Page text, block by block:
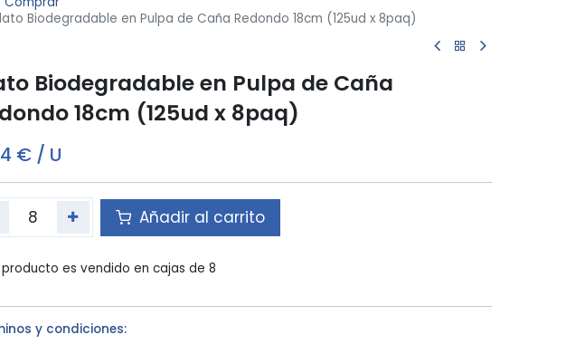
Biodegradable en Pulpa de Caña Redondo 18cm (125ud x 8paq)
Biodegradable en Pulpa de Caña
18cm (125ud x 8paq)
€ / U
Añadir al carrito
producto es vendido en cajas de 8
y condiciones: